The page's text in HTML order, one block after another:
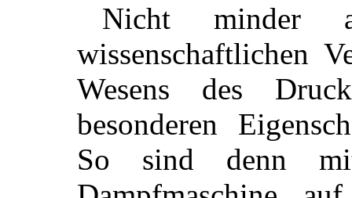
Nicht minder
wissenschaftlichen
Wesens des
besonderen
So sind denn